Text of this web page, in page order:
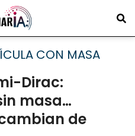
CON MASA
Dirac:
masa…
de